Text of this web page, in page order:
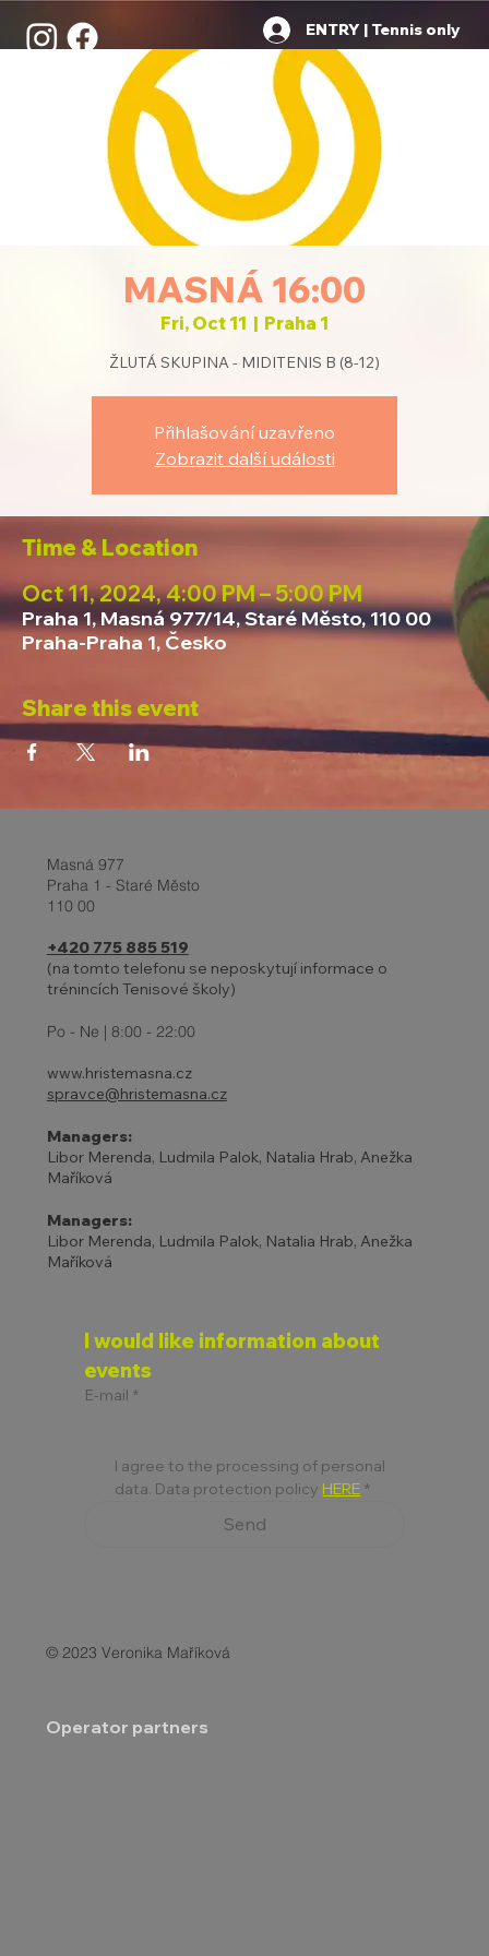
ENTRY | Tennis only
MASNÁ 16:00
Fri, Oct 11
  |
Praha 1
ŽLUTÁ SKUPINA - MIDITENIS B (8-12)
Přihlašování uzavřeno
Zobrazit další události
Time & Location
Oct 11, 2024, 4:00 PM – 5:00 PM
Praha 1, Masná 977/14, Staré Město, 110 00
Praha-Praha 1, Česko
Share this event
Masná 977
Praha 1 - Staré Město
110 00
+420 775 885 519
(na tomto telefonu se neposkytují informace o
trénincích Tenisové školy)
Po - Ne | 8:00 - 22:00
www.hristemasna.cz
spravce@hristemasna.cz
Managers:
Libor Merenda, Ludmila Palok, Natalia Hrab, Anežka
Maříková
Managers:
Libor Merenda, Ludmila Palok, Natalia Hrab, Anežka
Maříková
I would like information about
events
E-mail *
I agree to the processing of personal
data. Data protection policy HERE *
Send
© 2023 Veronika Maříková
Operator partners